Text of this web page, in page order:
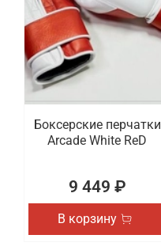
Боксерские перчатки
Arcade White ReD
9 449 ₽
В корзину